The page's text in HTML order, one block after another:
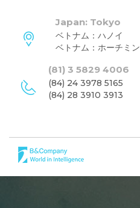
Japan: Tokyo
ベトナム：ハノイ
ベトナム：ホーチミン
(81) 3 5829 4006
(84) 24 3978 5165
(84) 28 3910 3913